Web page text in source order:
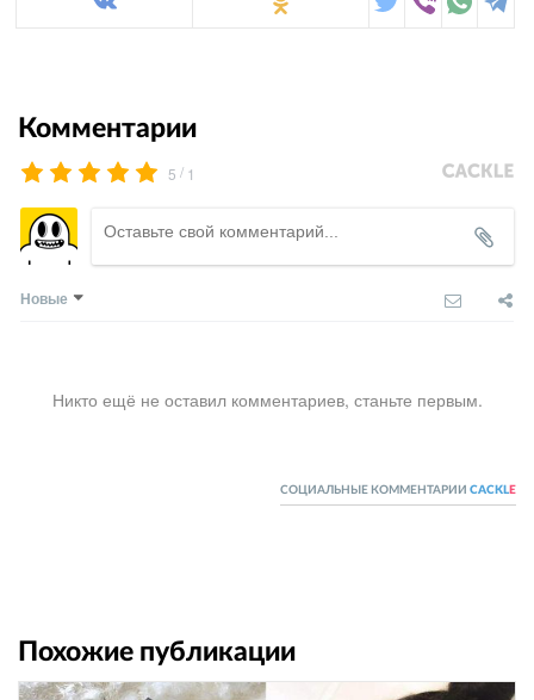
Комментарии
5 / 1
Новые
Никто ещё не оставил комментариев, станьте первым.
СОЦИАЛЬНЫЕ КОММЕНТАРИИ CACKL E
Похожие публикации